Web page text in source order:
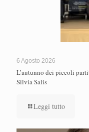
6 Agosto 2026
L’autunno dei piccoli
Silvia Salis
Leggi tutto